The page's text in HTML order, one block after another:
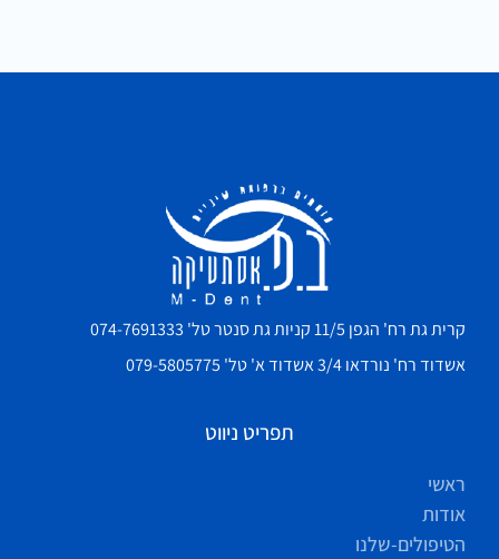
קרית גת רח' הגפן 11/5 קניות גת סנטר טל' 074-7691333
אשדוד רח' נורדאו 3/4 אשדוד א' טל' 079-5805775
תפריט ניווט
ראשי
אודות
הטיפולים-שלנו